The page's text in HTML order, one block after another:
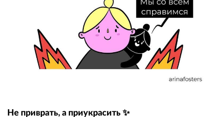
Не приврать, а приукрасить ✨